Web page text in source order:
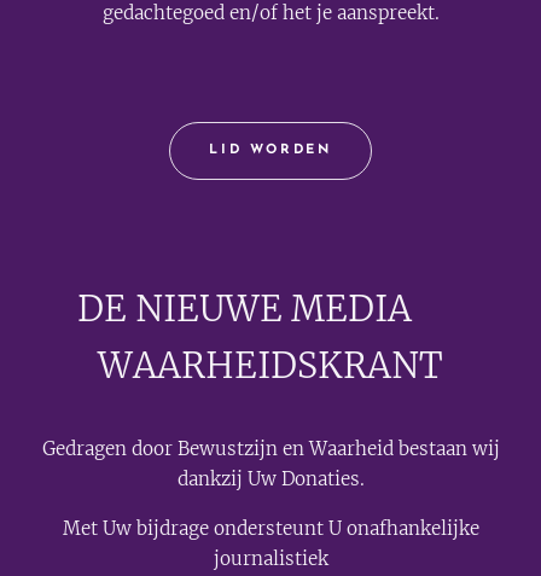
gedachtegoed en/of het je aanspreekt.
LID WORDEN
DE NIEUWE MEDIA🟣
WAARHEIDSKRANT
Gedragen door Bewustzijn en Waarheid bestaan wij
dankzij Uw Donaties.
Met Uw bijdrage ondersteunt U onafhankelijke
journalistiek